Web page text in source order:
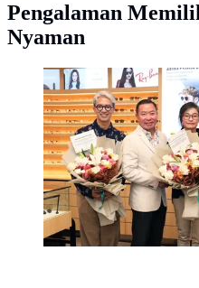
Pengalaman
Nyaman
Pengalaman belanja
dengan konsep gerai